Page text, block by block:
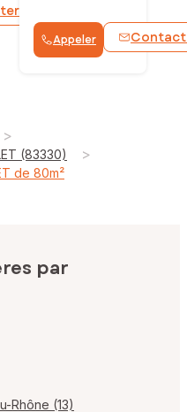
Appeler
>
(83330) >
de 80m²
par
Rhône (13)